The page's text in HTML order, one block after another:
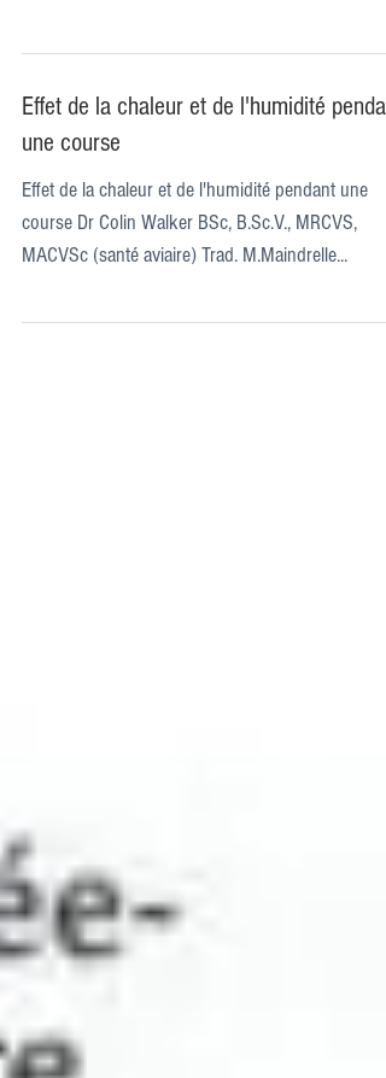
Effet de la chaleur et de l'humidité
une course
Effet de la chaleur et de l'humidité pendant une
course Dr Colin Walker BSc, B.Sc.V., MRCVS,
MACVSc (santé aviaire) Trad. M.Maindrelle...